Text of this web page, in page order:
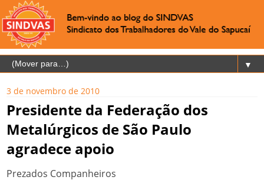
▼
3 de novembro de 2010
Presidente da Federação dos
Metalúrgicos de São Paulo
agradece apoio
Prezados Companheiros